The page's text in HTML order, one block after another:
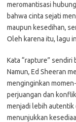
meromantisasi
bahwa cinta sejati
maupun kesedihan,
Oleh karena itu, lagu
Kata “rapture” sendiri
Namun, Ed Sheeran
menginginkan
perjuangan dan
menjadi lebih autentik
menunjukkan